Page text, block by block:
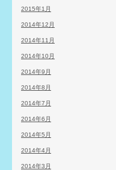
2015年1月
2014年12月
2014年11月
2014年10月
2014年9月
2014年8月
2014年7月
2014年6月
2014年5月
2014年4月
2014年3月